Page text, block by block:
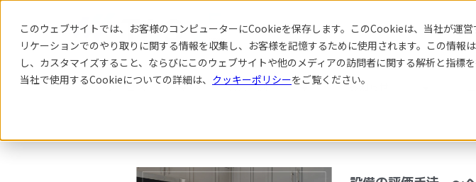
このウェブサイトでは、お客様のコンピューターにCookieを保存します。このCookieは、当社が運営
リケーションでのやり取りに関する情報を収集し、お客様を記憶するために使用されます。この情報
し、カスタマイズすること、ならびにこのウェブサイトや他のメディアの訪問者に関する解析と指標
当社で使用するCookieについての詳細は、 クッキーポリシーをご覧ください。
サービス 導入事例 お知らせ